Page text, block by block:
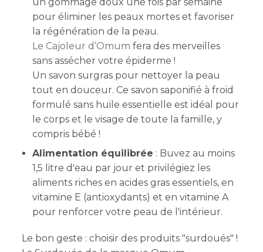
pour éliminer les peaux mortes et favoriser
la régénération de la peau.
Le Cajoleur d’Omum fera des merveilles
sans assécher votre épiderme !
Un savon surgras pour nettoyer la peau
tout en douceur. Ce savon saponifié à froid
formulé sans huile essentielle est idéal pour
le corps et le visage de toute la famille, y
compris bébé !
Alimentation équilibrée : Buvez au moins
1,5 litre d'eau par jour et privilégiez les
aliments riches en acides gras essentiels, en
vitamine E (antioxydants) et en vitamine A
pour renforcer votre peau de l'intérieur.
Le bon geste : choisir des produits "surdoués" !